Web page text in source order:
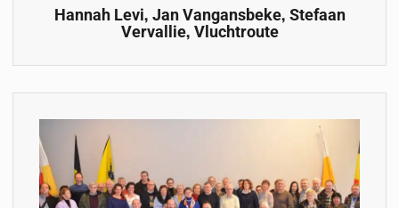
Hannah Levi, Jan Vangansbeke, Stefaan
Vervallie, Vluchtroute